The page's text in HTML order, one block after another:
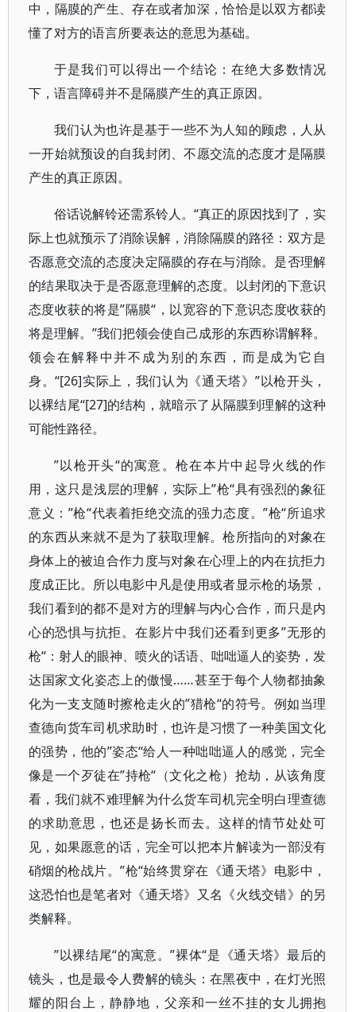
中，隔膜的产生、存在或者加深，恰恰是以双方都读
懂了对方的语言所要表达的意思为基础。
于是我们可以得出一个结论：在绝大多数情况
下，语言障碍并不是隔膜产生的真正原因。
我们认为也许是基于一些不为人知的顾虑，人从
一开始就预设的自我封闭、不愿交流的态度才是隔膜
产生的真正原因。
俗话说解铃还需系铃人。“真正的原因找到了，实
际上也就预示了消除误解，消除隔膜的路径：双方是
否愿意交流的态度决定隔膜的存在与消除。是否理解
的结果取决于是否愿意理解的态度。以封闭的下意识
态度收获的将是”隔膜“，以宽容的下意识态度收获的
将是理解。”我们把领会使自己成形的东西称谓解释。
领会在解释中并不成为别的东西，而是成为它自
身。“[26]实际上，我们认为《通天塔》”以枪开头，
以裸结尾“[27]的结构，就暗示了从隔膜到理解的这种
可能性路径。
”以枪开头“的寓意。枪在本片中起导火线的作
用，这只是浅层的理解，实际上”枪“具有强烈的象征
意义：”枪“代表着拒绝交流的强力态度。”枪“所追求
的东西从来就不是为了获取理解。枪所指向的对象在
身体上的被迫合作力度与对象在心理上的内在抗拒力
度成正比。所以电影中凡是使用或者显示枪的场景，
我们看到的都不是对方的理解与内心合作，而只是内
心的恐惧与抗拒。在影片中我们还看到更多”无形的
枪“：射人的眼神、喷火的话语、咄咄逼人的姿势，发
达国家文化姿态上的傲慢……甚至于每个人物都抽象
化为一支支随时擦枪走火的”猎枪“的符号。例如当理
查德向货车司机求助时，也许是习惯了一种美国文化
的强势，他的”姿态“给人一种咄咄逼人的感觉，完全
像是一个歹徒在”持枪“（文化之枪）抢劫，从该角度
看，我们就不难理解为什么货车司机完全明白理查德
的求助意思，也还是扬长而去。这样的情节处处可
见，如果愿意的话，完全可以把本片解读为一部没有
硝烟的枪战片。”枪“始终贯穿在《通天塔》电影中，
这恐怕也是笔者对《通天塔》又名《火线交错》的另
类解释。
”以裸结尾“的寓意。”裸体“是《通天塔》最后的
镜头，也是最令人费解的镜头：在黑夜中，在灯光照
耀的阳台上，静静地，父亲和一丝不挂的女儿拥抱